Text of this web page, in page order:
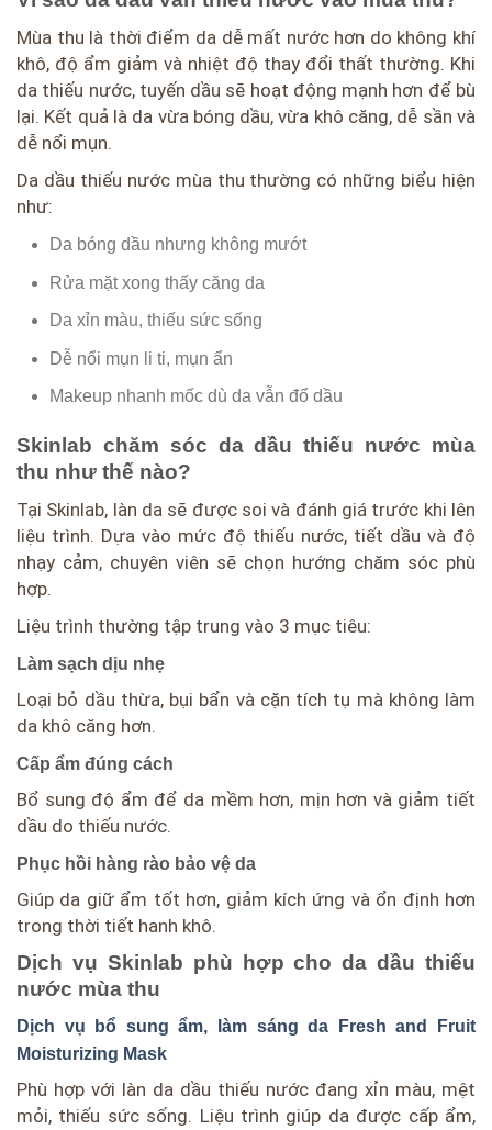
Mùa thu là thời điểm da dễ mất nước hơn do không khí
khô, độ ẩm giảm và nhiệt độ thay đổi thất thường. Khi
da thiếu nước, tuyến dầu sẽ hoạt động mạnh hơn để bù
lại. Kết quả là da vừa bóng dầu, vừa khô căng, dễ sần và
dễ nổi mụn.
Da dầu thiếu nước mùa thu thường có những biểu hiện
như:
Da bóng dầu nhưng không mướt
Rửa mặt xong thấy căng da
Da xỉn màu, thiếu sức sống
Dễ nổi mụn li ti, mụn ẩn
Makeup nhanh mốc dù da vẫn đổ dầu
Skinlab chăm sóc da dầu thiếu nước mùa
thu như thế nào?
Tại Skinlab, làn da sẽ được soi và đánh giá trước khi lên
liệu trình. Dựa vào mức độ thiếu nước, tiết dầu và độ
nhạy cảm, chuyên viên sẽ chọn hướng chăm sóc phù
hợp.
Liệu trình thường tập trung vào 3 mục tiêu:
Làm sạch dịu nhẹ
Loại bỏ dầu thừa, bụi bẩn và cặn tích tụ mà không làm
da khô căng hơn.
Cấp ẩm đúng cách
Bổ sung độ ẩm để da mềm hơn, mịn hơn và giảm tiết
dầu do thiếu nước.
Phục hồi hàng rào bảo vệ da
Giúp da giữ ẩm tốt hơn, giảm kích ứng và ổn định hơn
trong thời tiết hanh khô.
Dịch vụ Skinlab phù hợp cho da dầu thiếu
nước mùa thu
Dịch vụ bổ sung ẩm, làm sáng da Fresh and Fruit
Moisturizing Mask
Phù hợp với làn da dầu thiếu nước đang xỉn màu, mệt
mỏi, thiếu sức sống. Liệu trình giúp da được cấp ẩm,